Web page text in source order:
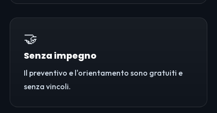
🤝
Senza impegno
Il preventivo e l'orientamento sono gratuiti e
senza vincoli.